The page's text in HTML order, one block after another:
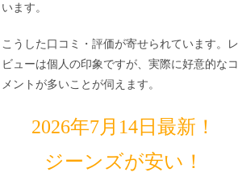
います。
こうした口コミ・評価が寄せられています。レ
ビューは個人の印象ですが、実際に好意的なコ
メントが多いことが伺えます。
2026年7月14日最新！
ジーンズが安い！